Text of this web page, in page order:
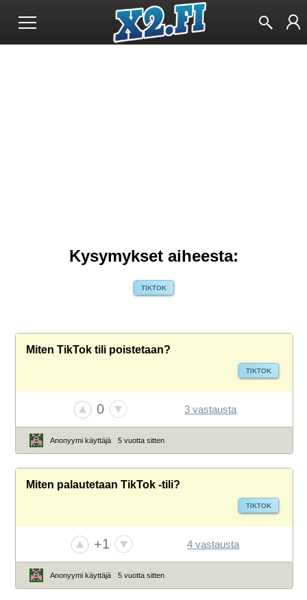
Kysymykset aiheesta:
TIKTOK
Miten TikTok tili poistetaan?
TIKTOK
0 3 vastausta
Anonyymi käyttäjä 5 vuotta sitten
Miten palautetaan TikTok -tili?
TIKTOK
+1 4 vastausta
Anonyymi käyttäjä 5 vuotta sitten